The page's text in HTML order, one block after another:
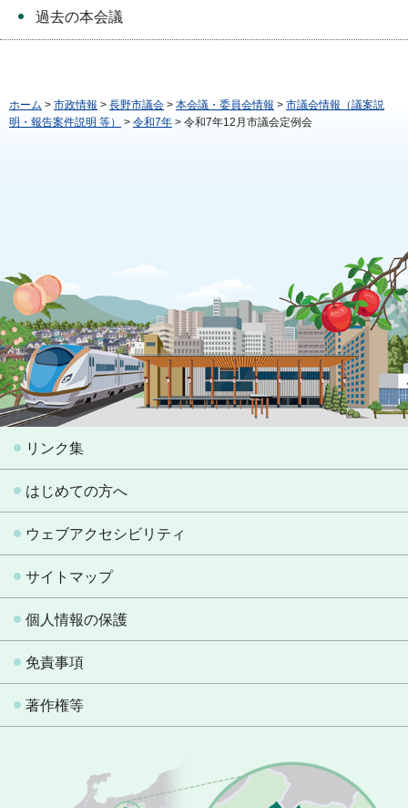
過去の本会議
ホーム > 市政情報 > 長野市議会 > 本会議・委員会情報 > 市議会情報（議案説
明・報告案件説明 等）
> 令和7年 > 令和7年12月市議会定例会
リンク集
はじめての方へ
ウェブアクセシビリティ
サイトマップ
個人情報の保護
免責事項
著作権等